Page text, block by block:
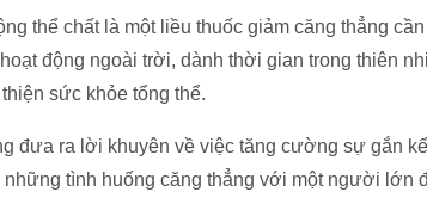
thể chất là một liều thuốc giảm căng thẳng
động ngoài trời, dành thời gian trong thiên
sức khỏe tổng thể.
đưa ra lời khuyên về việc tăng cường sự gắn
tình huống căng thẳng với một người lớn